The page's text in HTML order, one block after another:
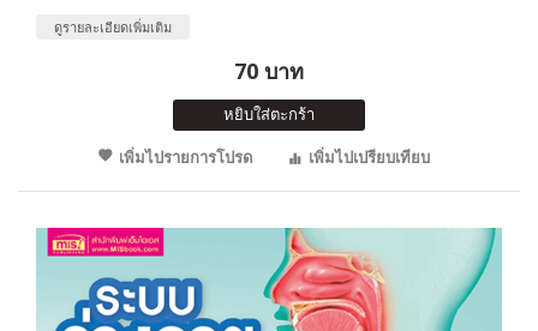
ดูรายละเอียดเพิ่มเติม
70 บาท
หยิบใส่ตะกร้า
เพิ่มไปรายการโปรด
เพิ่มไปเปรียบเทียบ